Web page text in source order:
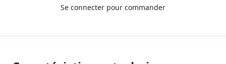
Se connecter pour commander